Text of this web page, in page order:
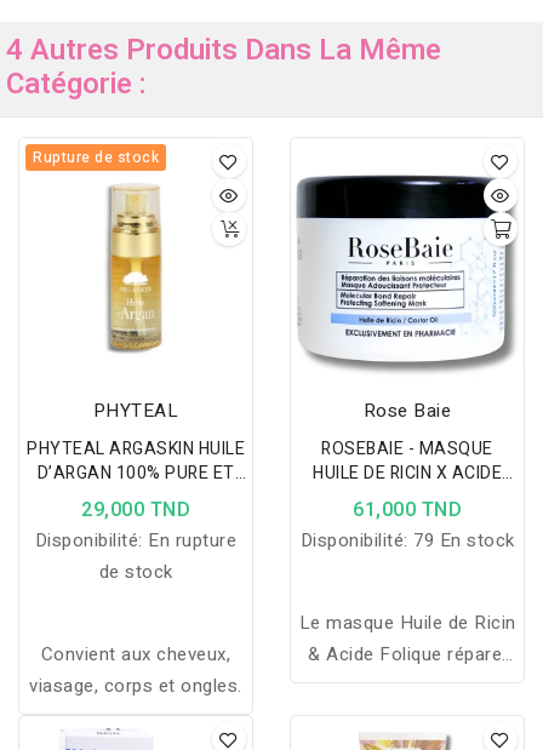
4 Autres Produits Dans La Même
Catégorie :
Rupture de stock
PHYTEAL
PHYTEAL ARGASKIN HUILE
D’ARGAN 100% PURE ET
NATURELLE
29,000 TND
Disponibilité: En rupture
de stock
Convient aux cheveux,
viasage, corps et ongles.
Rose Baie
ROSEBAIE - MASQUE
HUILE DE RICIN X ACIDE
FOLIQUE 500ML
61,000 TND
Disponibilité: 79 En stock
Le masque Huile de Ricin
& Acide Folique répare,
hydrate et renforce les
cheveux secs ou abîmés,